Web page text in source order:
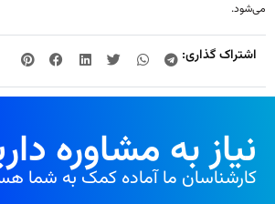
می‌شود.
اشتراک گذاری:
نیاز به مشاوره
کارشناسان ما آماده کمک به شما